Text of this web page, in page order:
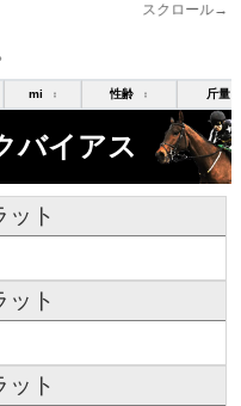
スクロール→
mi ↕ 性齢 ↕ 斤量
バイアス
ット
ット
ット